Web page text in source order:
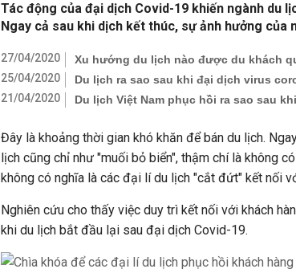
Tác động của đại dịch Covid-19 khiến ngành du
Ngay cả sau khi dịch kết thúc, sự ảnh hưởng của
27/04/2020
Xu hướng du lịch nào được du khách
25/04/2020
Du lịch ra sao sau khi đại dịch virus
21/04/2020
Du lịch Việt Nam phục hồi ra sao sau
Đây là khoảng thời gian khó khăn để bán du lịch.
lịch cũng chỉ như "muối bỏ biển", thậm chí là không
không có nghĩa là các đại lí du lịch "cắt đứt" kết nối
Nghiên cứu cho thấy việc duy trì kết nối với khách
khi du lịch bắt đầu lại sau đại dịch Covid-19.